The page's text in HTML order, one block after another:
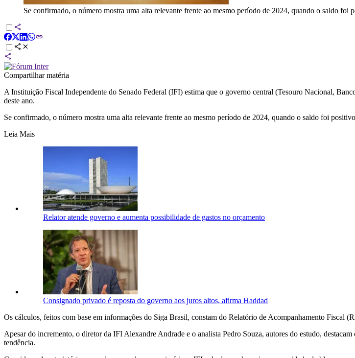
Se confirmado, o número mostra uma alta relevante frente ao mesmo período de 2024, quando o saldo foi
Compartilhar matéria
A Instituição Fiscal Independente do Senado Federal (IFI) estima que o governo central (Tesouro Nacional,
deste ano.
Se confirmado, o número mostra uma alta relevante frente ao mesmo período de 2024, quando o saldo foi
Leia Mais
Relator atende governo e aumenta possibilidade de gastos no orçamento
Consignado privado é reposta do governo aos juros altos, afirma Haddad
Os cálculos, feitos com base em informações do Siga Brasil, constam do Relatório de Acompanhamento Fiscal
Apesar do incremento, o diretor da IFI Alexandre Andrade e o analista Pedro Souza, autores do estudo,
tendência.